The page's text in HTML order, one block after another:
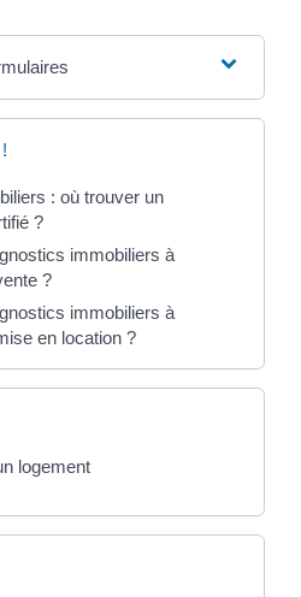
: où trouver un
?
immobiliers à
?
immobiliers à
en location ?
logement